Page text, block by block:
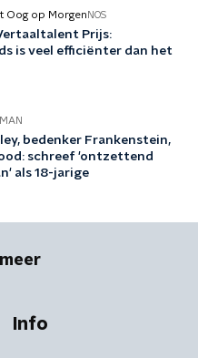
Oog op Morgen NOS
Prijs:
is veel efficiënter dan het
bedenker Frankenstein,
schreef 'ontzettend
als 18-jarige
Info